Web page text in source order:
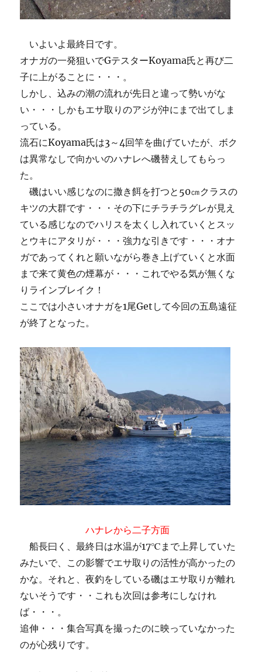
いよいよ最終日です。
オナガの一発狙いでGテスターKoyama氏と再び二
子に上がることに・・・。
しかし、込みの潮の流れが先日と違って勢いがな
い・・・しかもエサ取りのアジが沖にまで出てしま
っている。
流石にKoyama氏は3～4回竿を曲げていたが、ボク
は異常なしで向かいのハナレへ磯替えしてもらっ
た。
磯はいい感じなのに撒き餌を打つと50㎝クラスの
キツの大群です・・・その下にチラチラグレが見え
ている感じなのでハリスを太くし入れていくとスッ
とウキにアタリが・・・強力な引きです・・・オナ
ガであってくれと願いながら巻き上げていくと水面
まで来て黄色の煙幕が・・・これでやる気が無くな
りラインブレイク！
ここでは小さいオナガを1尾Getして今回の五島遠征
が終了となった。
ハナレから二子方面
船長曰く、最終日は水温が17℃まで上昇していた
みたいで、この影響でエサ取りの活性が高かったの
かな。それと、夜釣をしている磯はエサ取りが離れ
ないそうです・・これも次回は参考にしなけれ
ば・・・。
追伸・・・集合写真を撮ったのに映っていなかった
のが心残りです。